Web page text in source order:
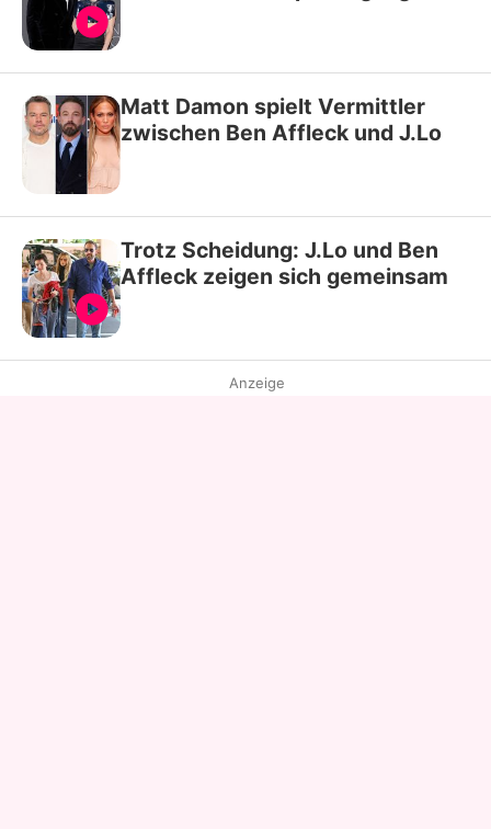
Matt Damon spielt Vermittler
zwischen Ben Affleck und J.Lo
Trotz Scheidung: J.Lo und Ben
Affleck zeigen sich gemeinsam
Anzeige